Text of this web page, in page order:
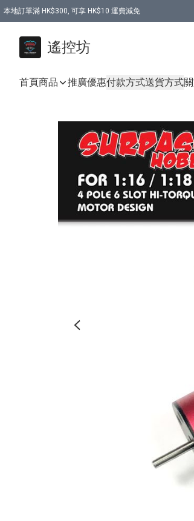
本地訂單滿 HK$300, 可享 HK$10 運費減免
遙控坊
首頁商品 推廣優惠付款方式送貨方式